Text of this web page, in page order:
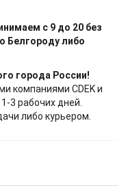
с 9 до 20 без
Белгороду либо
города России!
компаниями CDEK и
3 рабочих дней.
либо курьером.